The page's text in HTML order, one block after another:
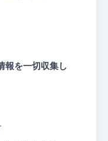
報を一切収集し